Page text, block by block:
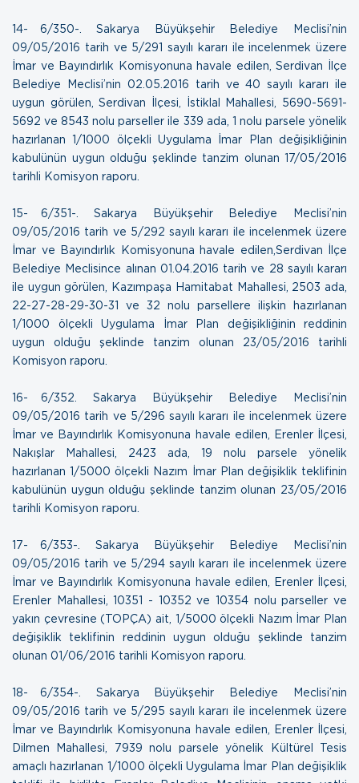
14- 6/350-. Sakarya Büyükşehir Belediye Meclisi’nin
09/05/2016 tarih ve 5/291 sayılı kararı ile incelenmek üzere
İmar ve Bayındırlık Komisyonuna havale edilen, Serdivan İlçe
Belediye Meclisi’nin 02.05.2016 tarih ve 40 sayılı kararı ile
uygun görülen, Serdivan İlçesi, İstiklal Mahallesi, 5690-5691-
5692 ve 8543 nolu parseller ile 339 ada, 1 nolu parsele yönelik
hazırlanan 1/1000 ölçekli Uygulama İmar Plan değişikliğinin
kabulünün uygun olduğu şeklinde tanzim olunan 17/05/2016
tarihli Komisyon raporu.
15- 6/351-. Sakarya Büyükşehir Belediye Meclisi’nin
09/05/2016 tarih ve 5/292 sayılı kararı ile incelenmek üzere
İmar ve Bayındırlık Komisyonuna havale edilen,Serdivan İlçe
Belediye Meclisince alınan 01.04.2016 tarih ve 28 sayılı kararı
ile uygun görülen, Kazımpaşa Hamitabat Mahallesi, 2503 ada,
22-27-28-29-30-31 ve 32 nolu parsellere ilişkin hazırlanan
1/1000 ölçekli Uygulama İmar Plan değişikliğinin reddinin
uygun olduğu şeklinde tanzim olunan 23/05/2016 tarihli
Komisyon raporu.
16- 6/352. Sakarya Büyükşehir Belediye Meclisi’nin
09/05/2016 tarih ve 5/296 sayılı kararı ile incelenmek üzere
İmar ve Bayındırlık Komisyonuna havale edilen, Erenler İlçesi,
Nakışlar Mahallesi, 2423 ada, 19 nolu parsele yönelik
hazırlanan 1/5000 ölçekli Nazım İmar Plan değişiklik teklifinin
kabulünün uygun olduğu şeklinde tanzim olunan 23/05/2016
tarihli Komisyon raporu.
17- 6/353-. Sakarya Büyükşehir Belediye Meclisi’nin
09/05/2016 tarih ve 5/294 sayılı kararı ile incelenmek üzere
İmar ve Bayındırlık Komisyonuna havale edilen, Erenler İlçesi,
Erenler Mahallesi, 10351 - 10352 ve 10354 nolu parseller ve
yakın çevresine (TOPÇA) ait, 1/5000 ölçekli Nazım İmar Plan
değişiklik teklifinin reddinin uygun olduğu şeklinde tanzim
olunan 01/06/2016 tarihli Komisyon raporu.
18- 6/354-. Sakarya Büyükşehir Belediye Meclisi’nin
09/05/2016 tarih ve 5/295 sayılı kararı ile incelenmek üzere
İmar ve Bayındırlık Komisyonuna havale edilen, Erenler İlçesi,
Dilmen Mahallesi, 7939 nolu parsele yönelik Kültürel Tesis
amaçlı hazırlanan 1/1000 ölçekli Uygulama İmar Plan değişiklik